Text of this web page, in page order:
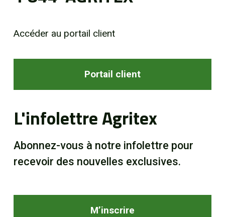
Accéder au portail client
Portail client
L'infolettre Agritex
Abonnez-vous à notre infolettre pour
recevoir des nouvelles exclusives.
M’inscrire